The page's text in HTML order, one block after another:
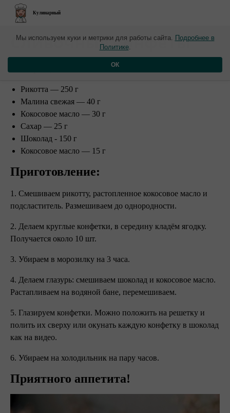
Кулинарный
Сливочные конфеты
Рикотта — 250 г
Малина свежая — 40 г
Кокосовое масло — 30 г
Сахар — 25 г ⠀
Шоколад - 150 г
Кокосовое масло — 15 г
Приготовление: ⠀
1. Смешиваем рикотту, растопленное кокосовое масло и
подсластитель. Размешиваем до однородности.
2. Делаем круглые конфетки, в середину кладём ягодку.
Получается около 10 шт.
3. Убираем в морозилку на 3 часа.
4. Делаем глазурь: смешиваем шоколад и кокосовое масло.
Растапливаем на водяной бане, перемешиваем.
5. Глазируем конфетки. Можно положить на решетку и
полить их сверху или окунать каждую конфетку в шоколад
как на видео.
6. Убираем на холодильник на пару часов. ⠀
Приятного аппетита!
Мы используем куки и метрики для работы сайта. Подробнее в
Политике.
ОК